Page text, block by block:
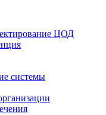
ЦОД
системы